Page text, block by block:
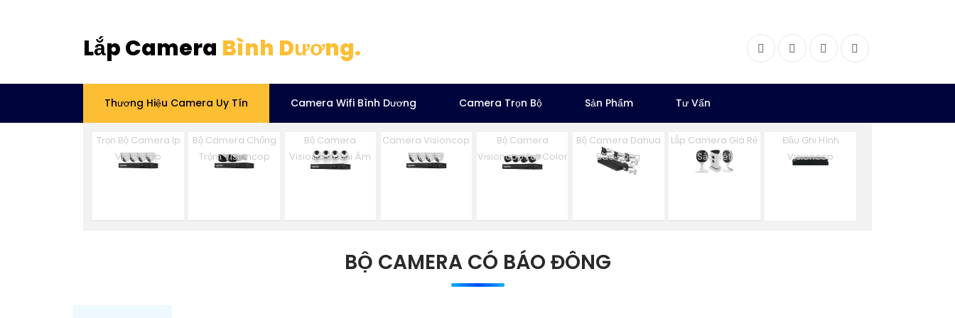
Lắp Camera Bình Dương. FacebookTwitter InstagramDribbble
Thương Hiệu Camera Uy Tín Camera Wifi Bình Dương Camera Trọn Bộ Sản Phẩm Tư Vấn
Trọn Bộ Camera Ip
Visioncop
Bộ Camera Chống
Trộm Visioncop
Bộ Camera
Visioncop Ghi Âm
Camera Visioncop
Trọn Bộ
Bộ Camera
Visioncop Full Color
Bộ Camera Dahua
Báo Động
Lắp Camera Giá Rẻ
Sắc Nét
Đầu Ghi Hình
Visioncop
BỘ CAMERA CÓ BÁO ĐÔNG